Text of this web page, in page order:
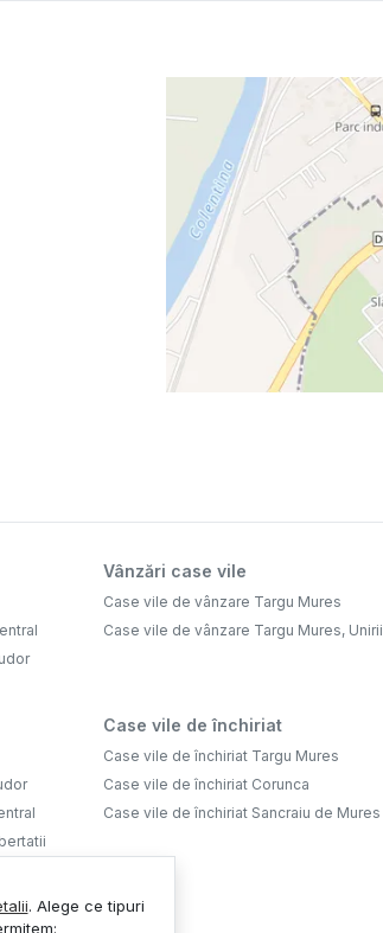
Vânzări case vile
Case vile de vânzare Targu Mures
Case vile de vânzare Targu Mures, Unirii
Case vile de închiriat
Case vile de închiriat Targu Mures
Case vile de închiriat Corunca
Case vile de închiriat Sancraiu de Mures
. Alege ce tipuri